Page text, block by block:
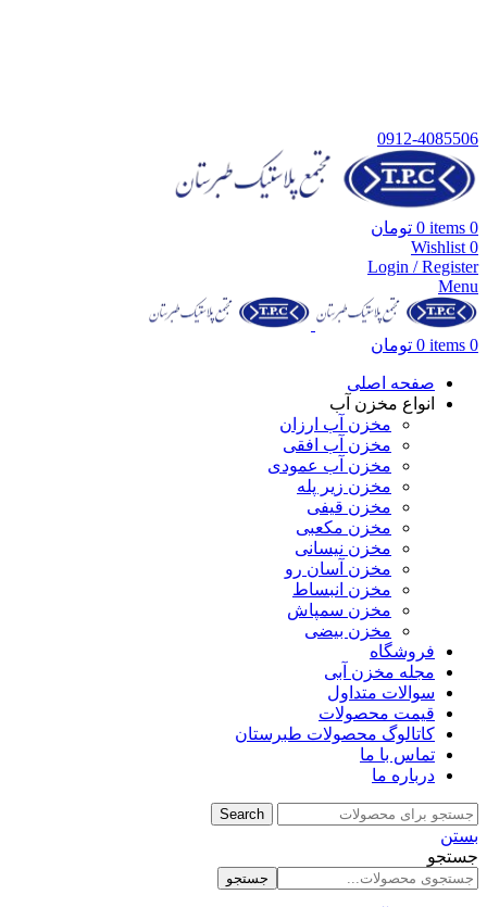
0912-4085506
0
items
0 تومان
0
Wishlist
Login / Register
Menu
0
items
0 تومان
صفحه اصلی
انواع مخزن آب
مخزن آب ارزان
مخزن آب افقی
مخزن آب عمودی
مخزن زیر پله
مخزن قیفی
مخزن مکعبی
مخزن نیسانی
مخزن آسان رو
مخزن انبساط
مخزن سمپاش
مخزن بیضی
فروشگاه
مجله مخزن آبی
سوالات متداول
قیمت محصولات
کاتالوگ محصولات طبرستان
تماس با ما
درباره ما
Search
بستن
جستجو
جستجو